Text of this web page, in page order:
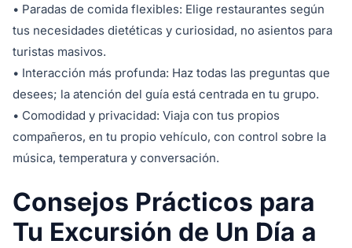
• Paradas de comida flexibles: Elige restaurantes según
tus necesidades dietéticas y curiosidad, no asientos para
turistas masivos.
• Interacción más profunda: Haz todas las preguntas que
desees; la atención del guía está centrada en tu grupo.
• Comodidad y privacidad: Viaja con tus propios
compañeros, en tu propio vehículo, con control sobre la
música, temperatura y conversación.
Consejos Prácticos para
Tu Excursión de Un Día a